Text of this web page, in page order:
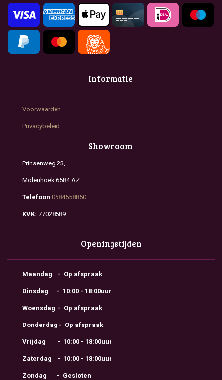
k
a
m
p
Informatie
Voorwaarden
Privacybeleid
Showroom
Prinsenweg 23,
Molenhoek 6584 AZ
Telefoon 0684558850
KVK: 77028589
Openingstijden
Maandag - Op afspraak
Dinsdag - 10:00 - 18:00uur
Woensdag - Op afspraak
Donderdag - Op afspraak
Vrijdag - 10:00 - 18:00uur
Zaterdag - 10:00 - 18:00uur
Zondag - Gesloten